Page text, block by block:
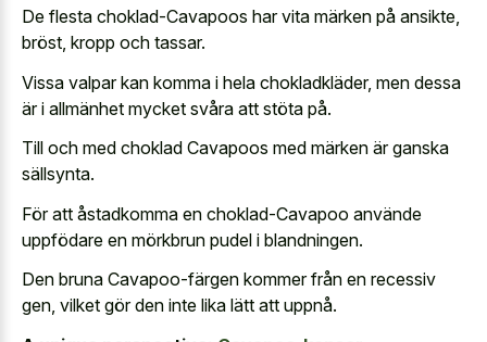
De flesta choklad-Cavapoos har vita märken på ansikte,
bröst, kropp och tassar.
Vissa valpar kan komma i hela chokladkläder, men dessa
är i allmänhet mycket svåra att stöta på.
Till och med choklad Cavapoos med märken är ganska
sällsynta.
För att åstadkomma en choklad-Cavapoo använde
uppfödare en mörkbrun pudel i blandningen.
Den bruna Cavapoo-färgen kommer från en recessiv
gen, vilket gör den inte lika lätt att uppnå.